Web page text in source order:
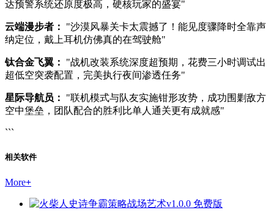
达预警系统还原度极高，硬核玩家的盛宴"
云端漫步者：
"沙漠风暴关卡太震撼了！能见度骤降时全靠声
纳定位，戴上耳机仿佛真的在驾驶舱"
钛合金飞翼：
"战机改装系统深度超预期，花费三小时调试出
超低空突袭配置，完美执行夜间渗透任务"
星际导航员：
"联机模式与队友实施钳形攻势，成功围剿敌方
空中堡垒，团队配合的胜利比单人通关更有成就感"
```
相关软件
More+